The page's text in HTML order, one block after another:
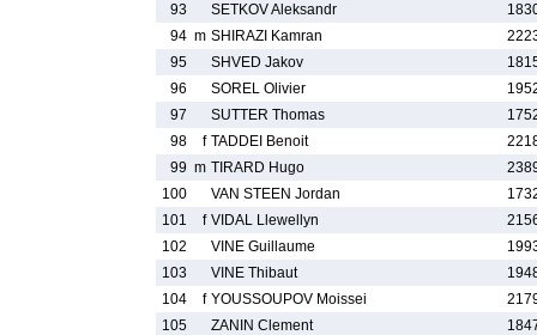
93
SETKOV Aleksandr
94 m SHIRAZI Kamran
95
SHVED Jakov
96
SOREL Olivier
97
SUTTER Thomas
98
f TADDEI Benoit
99 m TIRARD Hugo
100
VAN STEEN Jordan
101
f VIDAL Llewellyn
102
VINE Guillaume
103
VINE Thibaut
104
f YOUSSOUPOV Moissei
105
ZANIN Clement